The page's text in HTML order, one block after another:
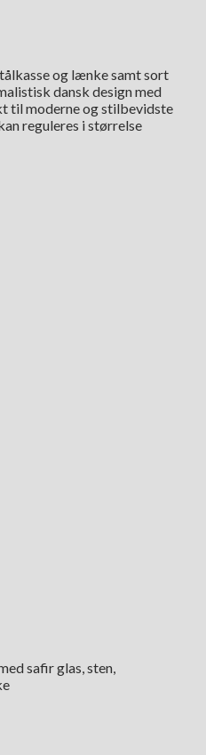
kr..
og lænke samt sort
dansk design med
moderne og stilbevidste
reguleres i størrelse
safir glas, sten,